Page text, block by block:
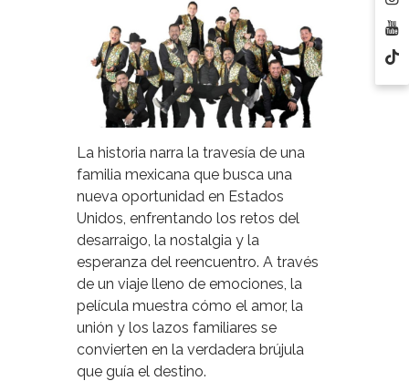
La historia narra la travesía de una
familia mexicana que busca una
nueva oportunidad en Estados
Unidos, enfrentando los retos del
desarraigo, la nostalgia y la
esperanza del reencuentro. A través
de un viaje lleno de emociones, la
película muestra cómo el amor, la
unión y los lazos familiares se
convierten en la verdadera brújula
que guía el destino.